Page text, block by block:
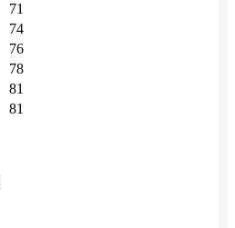
71
74
76
78
81
81